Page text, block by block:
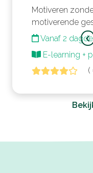
Motiveren
motiverende
Vanaf 2
E-learning +
(